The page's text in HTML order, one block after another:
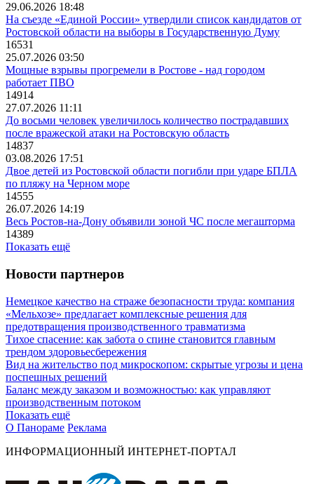
29.06.2026 18:48
На съезде «Единой России» утвердили список кандидатов от
Ростовской области на выборы в Государственную Думу
16531
25.07.2026 03:50
Мощные взрывы прогремели в Ростове - над городом
работает ПВО
14914
27.07.2026 11:11
До восьми человек увеличилось количество пострадавших
после вражеской атаки на Ростовскую область
14837
03.08.2026 17:51
Двое детей из Ростовской области погибли при ударе БПЛА
по пляжу на Черном море
14555
26.07.2026 14:19
Весь Ростов-на-Дону объявили зоной ЧС после мегашторма
14389
Показать ещё
Новости партнеров
Немецкое качество на страже безопасности труда: компания
«Мельхозе» предлагает комплексные решения для
предотвращения производственного травматизма
Тихое спасение: как забота о спине становится главным
трендом здоровьесбережения
Вид на жительство под микроскопом: скрытые угрозы и цена
поспешных решений
Баланс между заказом и возможностью: как управляют
производственным потоком
Показать ещё
О Панораме Реклама
ИНФОРМАЦИОННЫЙ ИНТЕРНЕТ-ПОРТАЛ